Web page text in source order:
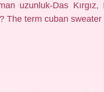
uzunluk-Das
The term cuban